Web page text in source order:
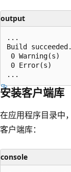
output
...
Build succeeded.
0 Warning(s)
0 Error(s)
安装客户端库
在应用程序目录中
客户端库：
console